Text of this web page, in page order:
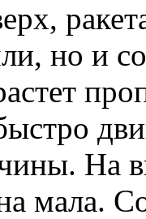
но и
На
мала.